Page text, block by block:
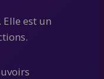
est un